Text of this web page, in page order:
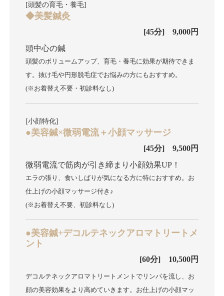
[頭髪の育毛・養毛]
◆美髪鍼灸
[45分] 9,000円
頭中心の鍼
頭髪のボリュームアップ、育毛・養毛に効果が期待できま
す。抜け毛や円形脱毛症でお悩みの方にもおすすめ。
(※お着替え不要・初診料なし)
[小顔特化]
●美容鍼×微弱電流＋小顔マッサージ
[45分] 9,500円
微弱電流で筋肉が引き締まり小顔効果UP！
エラの張り、食いしばりが気になる方に特におすすめ。お
仕上げの小顔マッサージ付き♪
(※お着替え不要、初診料なし)
●美容鍼+デコルテネックアロマトリートメ
ント
[60分] 10,500円
デコルテネックアロマトリートメントでリンパを流し、お
顔の美容効果をより高めていきます。お仕上げの小顔マッ